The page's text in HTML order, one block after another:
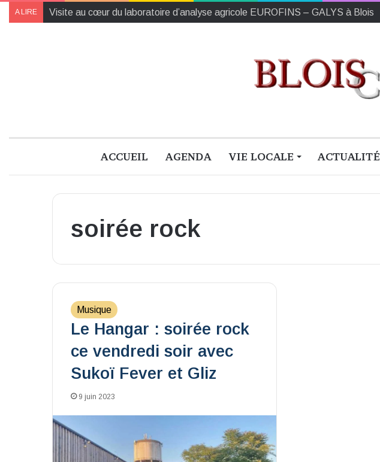
A LIRE Visite au cœur du laboratoire d’analyse agricole EUROFINS – GALYS à Blois
ACCUEIL AGENDA VIE LOCALE ACTUALITÉ
soirée rock
Musique
Le Hangar : soirée rock
ce vendredi soir avec
Sukoï Fever et Gliz
9 juin 2023